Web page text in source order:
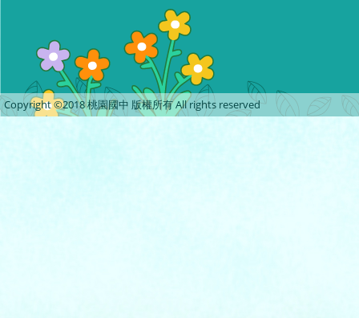
Copyright ©2018 桃園國中 版權所有 All rights reserved